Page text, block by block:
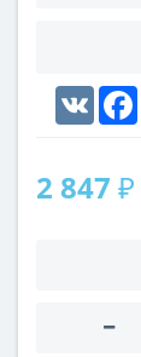
VK
2 847 ₽